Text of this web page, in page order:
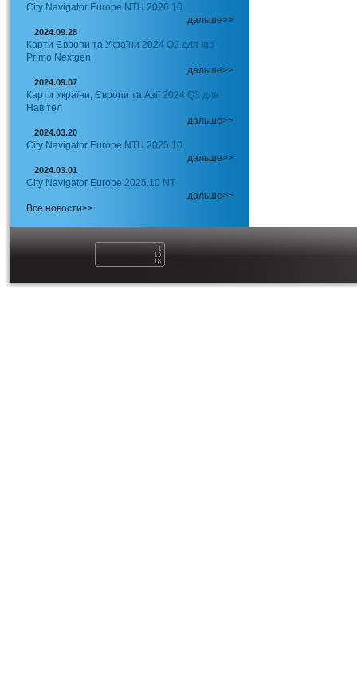
City Navigator Europe NTU 2026.10
дальше>>
2024.09.28
Карти Європи та України 2024 Q2 для Igo
Primo Nextgen
дальше>>
2024.09.07
Карти України, Європи та Азії 2024 Q3 для
Навітел
дальше>>
2024.03.20
City Navigator Europe NTU 2025.10
дальше>>
2024.03.01
City Navigator Europe 2025.10 NT
дальше>>
Все новости>>